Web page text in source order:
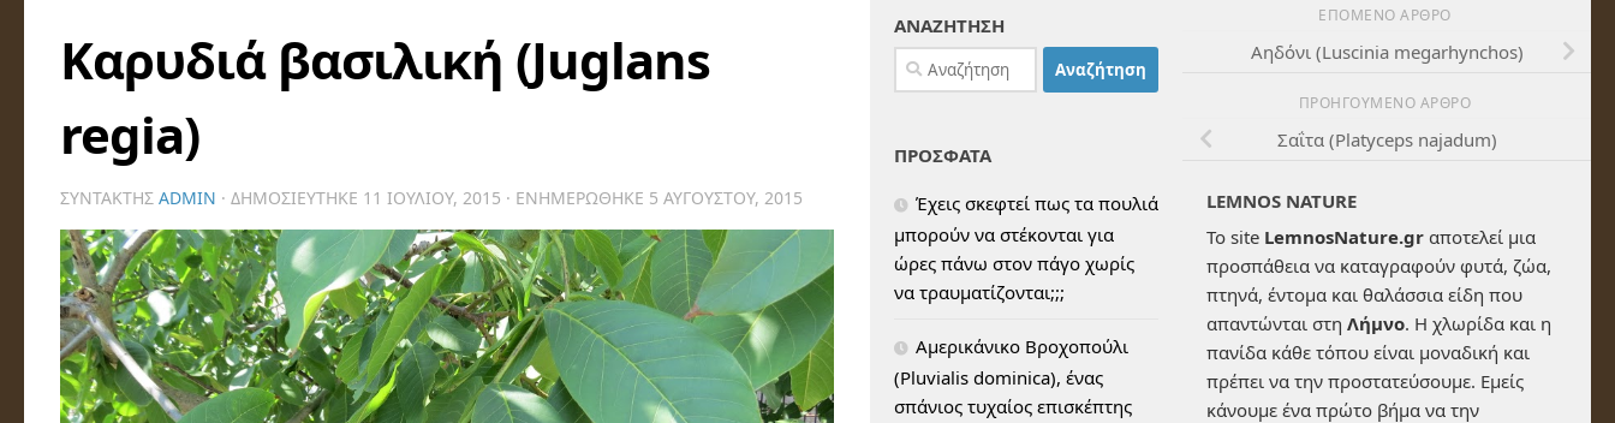
Καρυδιά βασιλική (Juglans
regia)
ΣΥΝΤΆΚΤΗΣ ADMIN · ΔΗΜΟΣΙΕΎΤΗΚΕ 11 ΙΟΥΛΊΟΥ, 2015 · ΕΝΗΜΕΡΏΘΗΚΕ 5 ΑΥΓΟΎΣΤΟΥ, 2015
ΕΠΌΜΕΝΟ ΆΡΘΡΟ
Αηδόνι (Luscinia megarhynchos)
ΠΡΟΗΓΟΎΜΕΝΟ ΆΡΘΡΟ
Σαΐτα (Platyceps najadum)
LEMNOS NATURE
Το site LemnosNature.gr αποτελεί μια
προσπάθεια να καταγραφούν φυτά, ζώα,
πτηνά, έντομα και θαλάσσια είδη που
απαντώνται στη Λήμνο. Η χλωρίδα και η
πανίδα κάθε τόπου είναι μοναδική και
πρέπει να την προστατεύσουμε. Εμείς
κάνουμε ένα πρώτο βήμα να την
ΑΝΑΖΗΤΗΣΗ
Αναζήτηση
για:
ΠΡΟΣΦΑΤΑ
Έχεις σκεφτεί πως τα πουλιά
μπορούν να στέκονται για
ώρες πάνω στον πάγο χωρίς
να τραυματίζονται;;;
Αμερικάνικο Βροχοπούλι
(Pluvialis dominica), ένας
σπάνιος τυχαίος επισκέπτης